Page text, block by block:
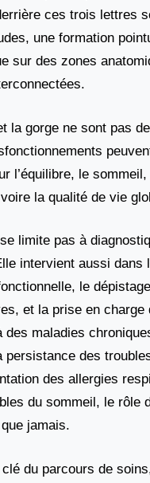
ces trois lettres
une formation
sur des zones
la gorge ne sont pas
l’équilibre, le sommeil,
la qualité de vie
limite pas à
intervient aussi dans
le
et la prise en charge
des maladies
persistance des
des allergies
du sommeil, le rôle
jamais.
clé du parcours de